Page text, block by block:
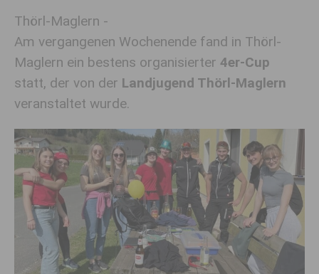
Thörl-Maglern -
Am vergangenen Wochenende fand in Thörl-
Maglern ein bestens organisierter 4er-Cup
statt, der von der Landjugend Thörl-Maglern
veranstaltet wurde.